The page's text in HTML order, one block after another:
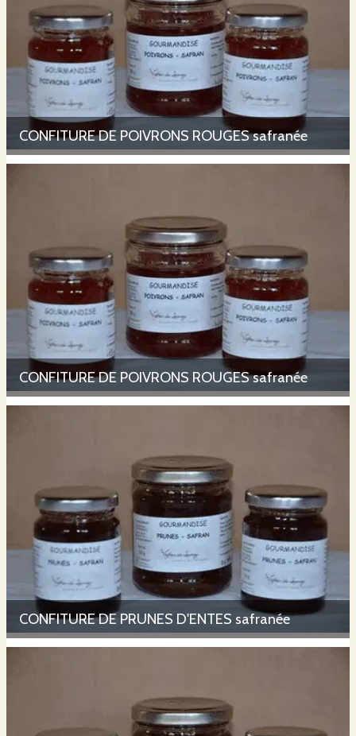
CONFITURE DE POIVRONS ROUGES safranée
CONFITURE DE POIVRONS ROUGES safranée
CONFITURE DE PRUNES D'ENTES safranée